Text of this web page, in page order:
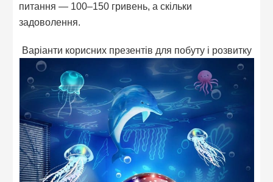
питання — 100–150 гривень, а скільки
задоволення.
Варіанти корисних презентів для побуту і розвитку